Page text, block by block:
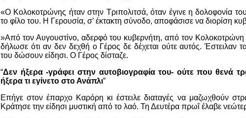
«Ο Κολοκοτρώνης ήταν στην Τριπολιτσά, όταν έγινε η δολοφονία
το φίλο του. Η Γερουσία, σ’ έκτακτη σύνοδο, αποφάσισε να διορίση
»Από τον Αυγουστίνο, αδερφό του κυβερνήτη, από τον Κολοκοτρώνη
δήλωσε ότι αν δεν δεχθή ο Γέρος δε δέχεται ούτε αυτός. Έστειλαν
του δώσουν είδησι. Ο Γέρος δίσταζε.
“Δεν ήξερα -γράφει στην αυτοβιογραφία του- ούτε που θενά
ήξερα τι εγίνετο στο Ανάπλι”
Επήγε στον έπαρχο Καρόρη κι έστειλε διαταγές να μαζωχθούν
Κράτησε την είδησι μυστική από το λαό. Τη Δευτέρα πρωΐ έλαβε